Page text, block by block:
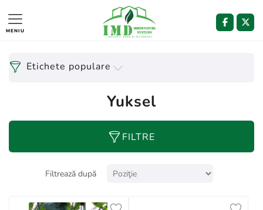
MENIU
Etichete populare
Yuksel
FILTRE
Filtrează după